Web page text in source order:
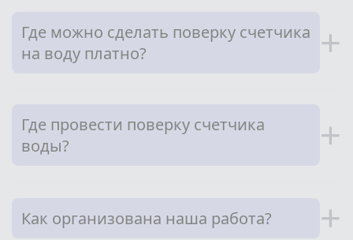
Где можно сделать поверку счетчика
на воду платно?
+
Где провести поверку счетчика
воды?
+
Как организована наша работа? +